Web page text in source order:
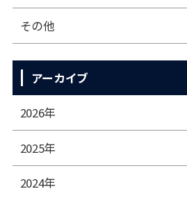
その他
アーカイブ
2026年
2025年
2024年